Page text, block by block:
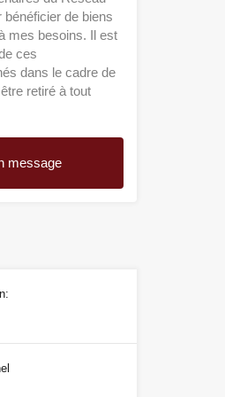
de biens
mes besoins. Il est
ces
dans le cadre de
retiré à tout
message